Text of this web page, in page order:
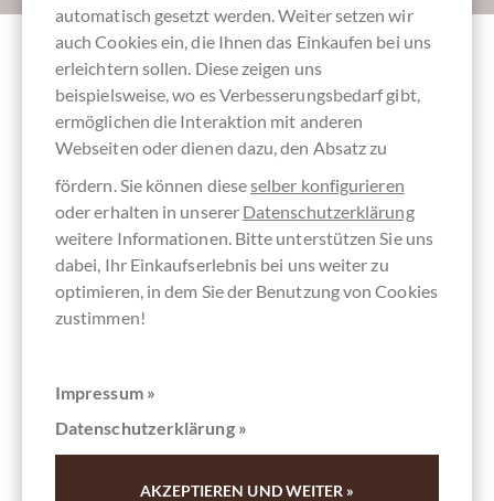
Andere Kunden bewerteten Weiße &
Milchschokoladen im Set (Edition Dezember
2024)
Schreiben Sie die erste Bewertung und helfen Sie dadurch
anderen Kunden. Vielen Dank für Ihre Unterstützung.
Ihre Meinung
automatisch gesetzt werden. Weiter setzen wir
auch Cookies ein, die Ihnen das Einkaufen bei uns
erleichtern sollen. Diese zeigen uns
beispielsweise, wo es Verbesserungsbedarf gibt,
ermöglichen die Interaktion mit anderen
Webseiten oder dienen dazu, den Absatz zu
fördern. Sie können dieseselber konfigurieren
oder erhalten in unserer Datenschutzerklärung
weitere Informationen. Bitte unterstützen Sie uns
dabei, Ihr Einkaufserlebnis bei uns weiter zu
optimieren, in dem Sie der Benutzung von Cookies
zustimmen!
Impressum »
Datenschutzerklärung »
AKZEPTIEREN UND WEITER »